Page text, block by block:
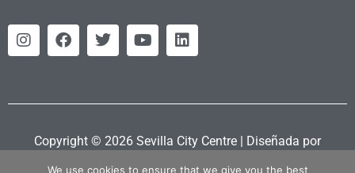
Copyright © 2026 Sevilla City Centre | Diseñada por
We use cookies to ensure that we give you the best